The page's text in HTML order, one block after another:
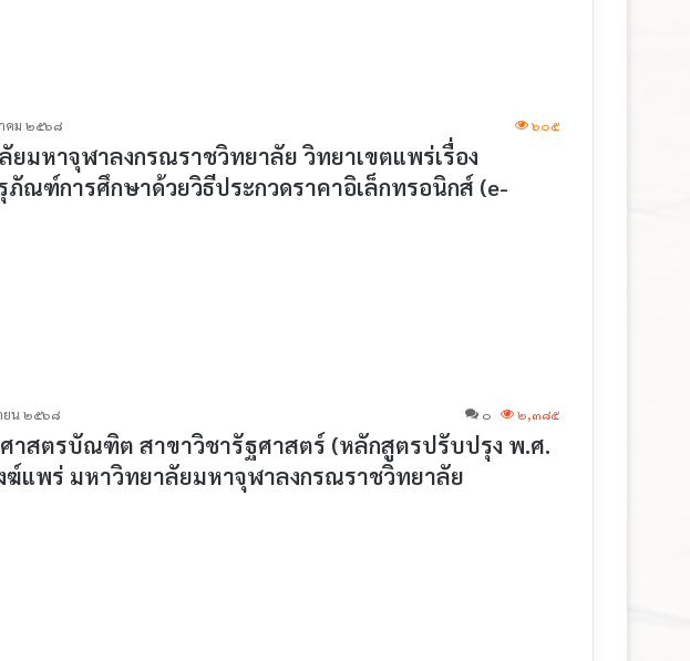
คม ๒๕๖๘ ๖๐๕
ยมหาจุฬาลงกรณราชวิทยาลัย วิทยาเขตแพร่เรื่อง
ภัณฑ์การศึกษาด้วยวิธีประกวดราคาอิเล็กทรอนิกส์ (e-
ยน ๒๕๖๘ ๐ ๒,๓๘๕
าสตรบัณฑิต สาขาวิชารัฐศาสตร์ (หลักสูตรปรับปรุง พ.ศ.
แพร่ มหาวิทยาลัยมหาจุฬาลงกรณราชวิทยาลัย